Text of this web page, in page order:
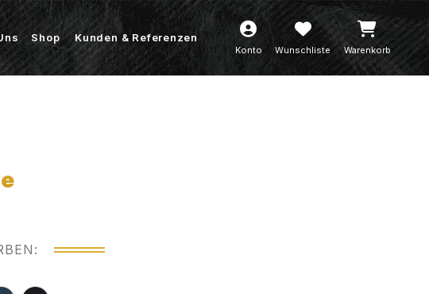
Shop Kunden & Referenzen
Konto Wunschliste Warenkorb